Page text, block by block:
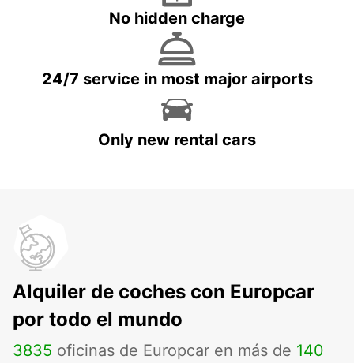
No hidden charge
24/7 service in most major airports
Only new rental cars
Alquiler de coches con Europcar
por todo el mundo
3835 oficinas de Europcar en más de 140